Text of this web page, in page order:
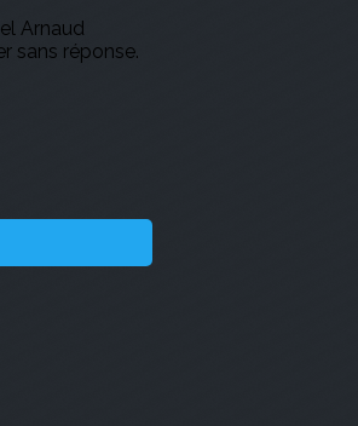
Arnaud
sans réponse.